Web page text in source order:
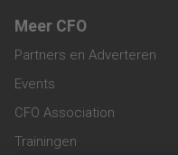
Meer CFO
Partners en Adverteren
Events
CFO Association
Trainingen